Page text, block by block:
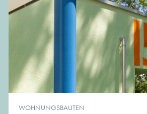
WOHNUNGSBAUTEN